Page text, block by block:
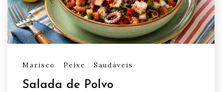
Marisco Peixe Saudáveis
Salada de Polvo